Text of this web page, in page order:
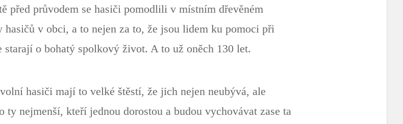
průvodem se hasiči pomodlili v místním dřevěném
v obci, a to nejen za to, že jsou lidem ku pomoci při
starají o bohatý spolkový život. A to už oněch 130 let.
hasiči mají to velké štěstí, že jich nejen neubývá, ale
ty nejmenší, kteří jednou dorostou a budou vychovávat zase ta